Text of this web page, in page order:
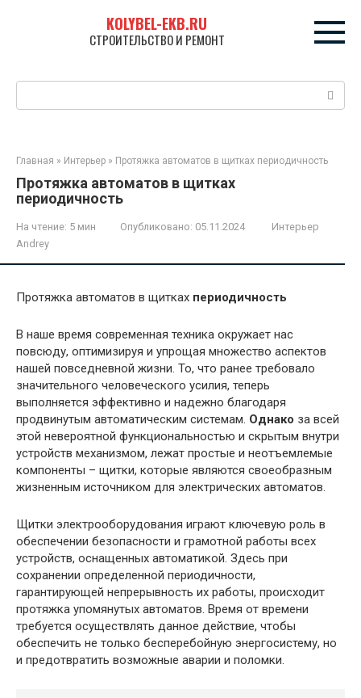
KOLYBEL-EKB.RU
СТРОИТЕЛЬСТВО И РЕМОНТ
Главная » Интерьер » Протяжка автоматов в щитках периодичность
Протяжка автоматов в щитках
периодичность
На чтение: 5 мин Опубликовано: 05.11.2024
Интерьер
Andrey
Протяжка автоматов в щитках периодичность
В наше время современная техника окружает нас
повсюду, оптимизируя и упрощая множество аспектов
нашей повседневной жизни. То, что ранее требовало
значительного человеческого усилия, теперь
выполняется эффективно и надежно благодаря
продвинутым автоматическим системам. Однако за всей
этой невероятной функциональностью и скрытым внутри
устройств механизмом, лежат простые и неотъемлемые
компоненты – щитки, которые являются своеобразным
жизненным источником для электрических автоматов.
Щитки электрооборудования играют ключевую роль в
обеспечении безопасности и грамотной работы всех
устройств, оснащенных автоматикой. Здесь при
сохранении определенной периодичности,
гарантирующей непрерывность их работы, происходит
протяжка упомянутых автоматов. Время от времени
требуется осуществлять данное действие, чтобы
обеспечить не только бесперебойную энергосистему, но
и предотвратить возможные аварии и поломки.